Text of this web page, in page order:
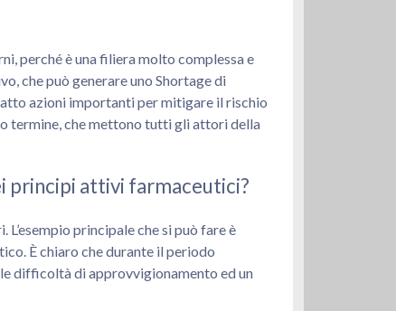
perché è una filiera molto complessa e
che può generare uno Shortage di
azioni importanti per mitigare il rischio
termine, che mettono tutti gli attori della
principi attivi farmaceutici?
L’esempio principale che si può fare è
È chiaro che durante il periodo
difficoltà di approvvigionamento ed un